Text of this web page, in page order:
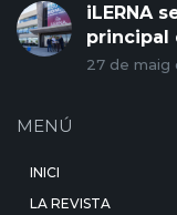
iLERNA
principal
27 de maig
MENÚ
INICI
LA REVISTA